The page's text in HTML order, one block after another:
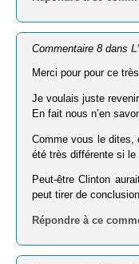
Commentaire 8 dans
Merci pour pour ce
Je voulais juste
En fait nous n’en
Comme vous le dites,
été très différente si le
Peut-être Clinton
peut tirer de
Répondre à ce